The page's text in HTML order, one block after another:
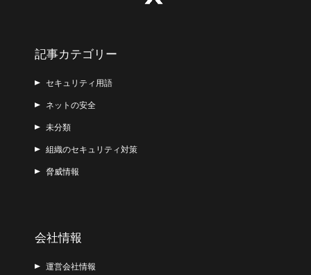
記事カテゴリー
セキュリティ用語
ネットの安全
未分類
組織のセキュリティ対策
脅威情報
会社情報
運営会社情報